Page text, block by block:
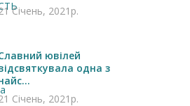
Січень, 2021р.
ювілей
одна з
Січень, 2021р.